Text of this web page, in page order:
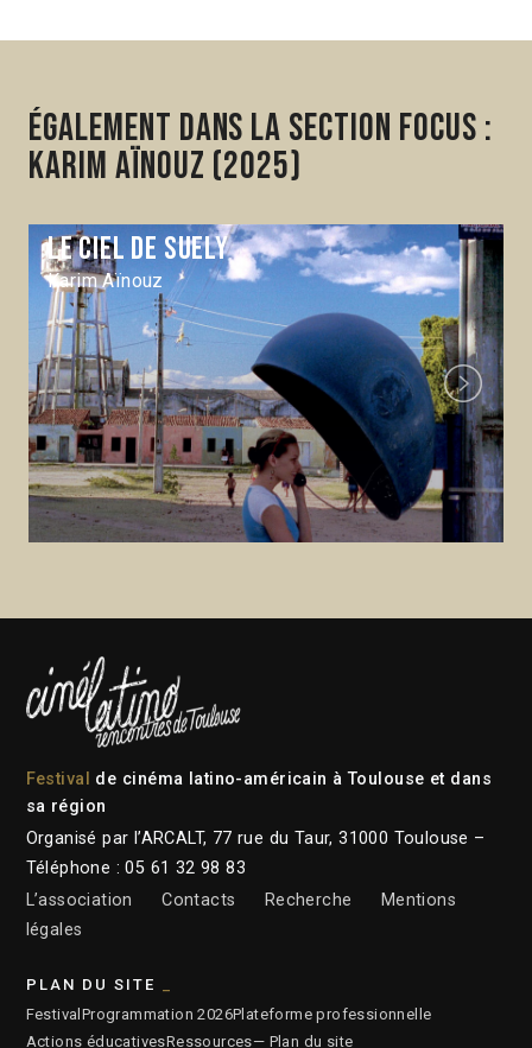
Également dans la section Focus :
Karim Aïnouz (2025)
Le ciel de Suely
Karim Aïnouz
Next
Festival
de cinéma latino-américain à Toulouse et dans
sa région
Organisé par l’ARCALT, 77 rue du Taur, 31000 Toulouse –
Téléphone : 05 61 32 98 83
L’association
Contacts Recherche
Mentions
légales
PLAN DU SITE
Festival Programmation 2026Plateforme professionnelle
Actions éducativesRessources— Plan du site